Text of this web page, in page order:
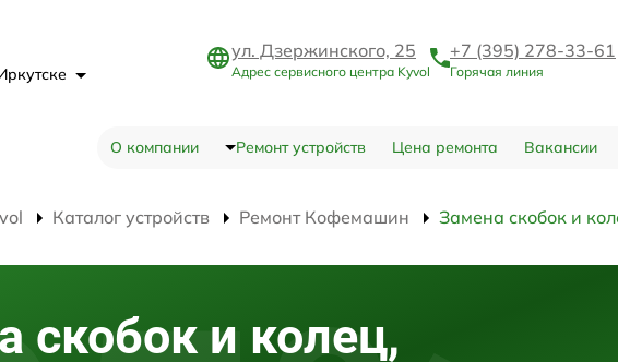
ул. Дзержинского, 25
Адрес сервисного центра Kyvol
+7 (395) 278-33-61
Горячая линия
О компании Ремонт устройств Цена ремонта Вакансии
Каталог устройств Ремонт Кофемашин Замена скобок и
скобок и колец,